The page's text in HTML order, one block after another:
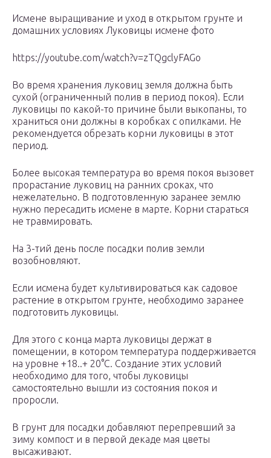
Исмене выращивание и уход в открытом грунте и
домашних условиях Луковицы исмене фото
https://youtube.com/watch?v=zTQgclyFAGo
Во время хранения луковиц земля должна быть
сухой (ограниченный полив в период покоя). Если
луковицы по какой-то причине были выкопаны, то
храниться они должны в коробках с опилками. Не
рекомендуется обрезать корни луковицы в этот
период.
Более высокая температура во время покоя вызовет
прорастание луковиц на ранних сроках, что
нежелательно. В подготовленную заранее землю
нужно пересадить исмене в марте. Корни стараться
не травмировать.
На 3-тий день после посадки полив земли
возобновляют.
Если исмена будет культивироваться как садовое
растение в открытом грунте, необходимо заранее
подготовить луковицы.
Для этого с конца марта луковицы держат в
помещении, в котором температура поддерживается
на уровне +18..+ 20°С. Создание этих условий
необходимо для того, чтобы луковицы
самостоятельно вышли из состояния покоя и
проросли.
В грунт для посадки добавляют перепревший за
зиму компост и в первой декаде мая цветы
высаживают.